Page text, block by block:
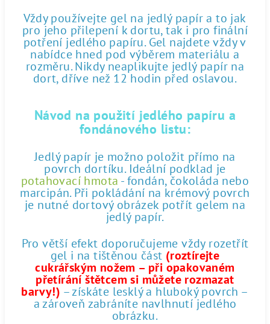
Vždy používejte gel na jedlý papír a to jak
pro jeho přilepení k dortu, tak i pro finální
potření jedlého papíru. Gel najdete vždy v
nabídce hned pod výběrem materiálu a
rozměru. Nikdy neaplikujte jedlý papír na
dort, dříve než 12 hodin před oslavou.
Návod na použití jedlého papíru a
fondánového listu:
Jedlý papír je možno položit přímo na
povrch dortíku. Ideální podklad je
potahovací hmota - fondán, čokoláda nebo
marcipán. Při pokládání na krémový povrch
je nutné dortový obrázek potřít gelem na
jedlý papír.
Pro větší efekt doporučujeme vždy rozetřít
gel i na tištěnou část (roztírejte
cukrářským nožem – při opakovaném
přetírání štětcem si můžete rozmazat
barvy!) – získáte lesklý a hluboký povrch –
a zároveň zabráníte navlhnutí jedlého
obrázku.